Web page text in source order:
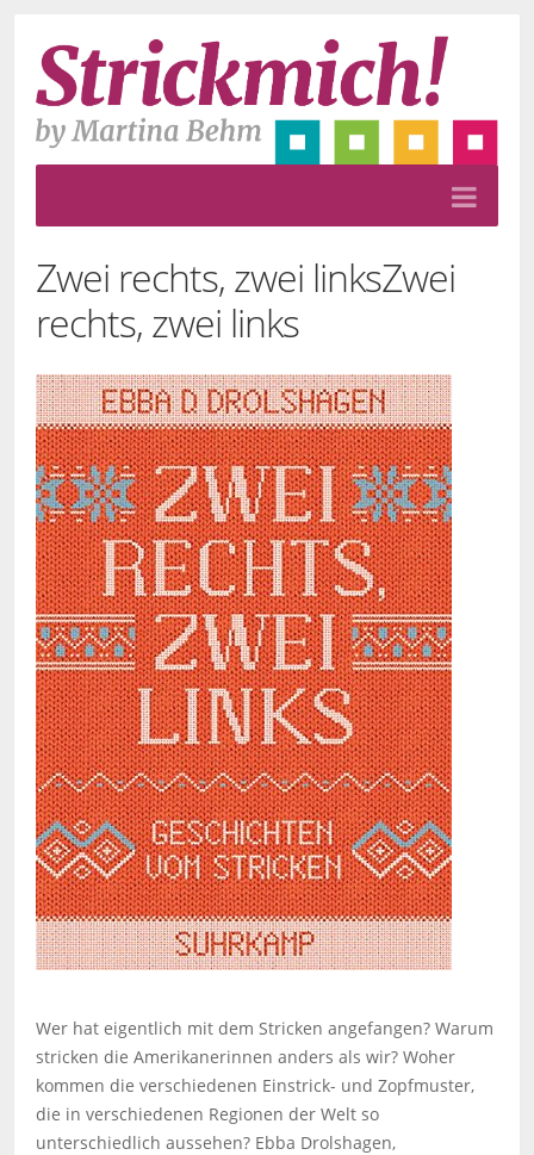
Zwei rechts, zwei linksZwei
rechts, zwei links
Wer hat eigentlich mit dem Stricken angefangen? Warum
stricken die Amerikanerinnen anders als wir? Woher
kommen die verschiedenen Einstrick- und Zopfmuster,
die in verschiedenen Regionen der Welt so
unterschiedlich aussehen? Ebba Drolshagen,